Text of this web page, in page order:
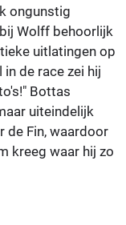
ongunstig
Wolff behoorlijk
uitlatingen op
de race zei hij
Bottas
uiteindelijk
de Fin, waardoor
kreeg waar hij zo